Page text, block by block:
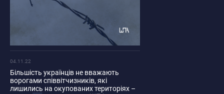
04.11.22
Більшість українців не вважають
ворогами співвітчизників, які
лишились на окупованих територіях –